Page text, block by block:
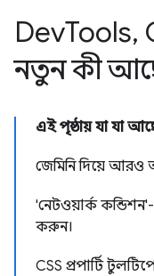
DevTools,
নতুন কী
এই পৃষ্ঠায় যা যা
জেমিনি দিয়ে আরও
'নেটওয়ার্ক
করুন।
CSS প্রপার্টি